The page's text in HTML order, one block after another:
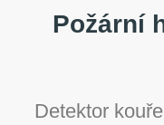
Požární
Detektor